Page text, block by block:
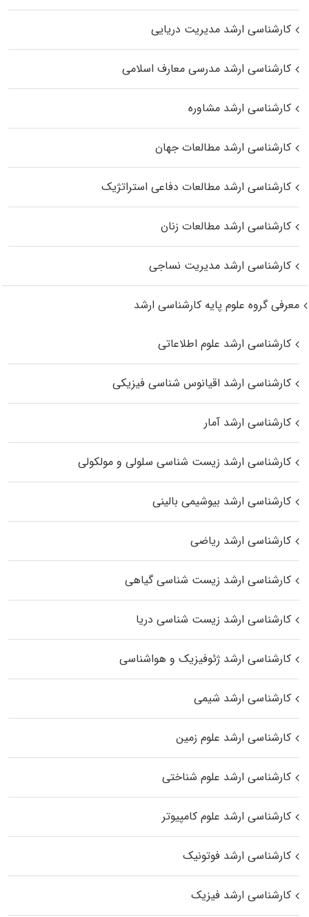
کارشناسی ارشد مدیریت دریایی
کارشناسی ارشد مدرسی معارف اسلامی
کارشناسی ارشد مشاوره
کارشناسی ارشد مطالعات جهان
کارشناسی ارشد مطالعات دفاعی استراتژیک
کارشناسی ارشد مطالعات زنان
کارشناسی ارشد مدیریت نساجی
معرفی گروه علوم پایه کارشناسی ارشد
کارشناسی ارشد علوم اطلاعاتی
کارشناسی ارشد اقیانوس‌ شناسی فیزیکی
کارشناسی ارشد آمار
کارشناسی ارشد زیست شناسی سلولی و مولکولی
کارشناسی ارشد بیوشیمی بالینی
کارشناسی ارشد ریاضی
کارشناسی ارشد زیست‌ شناسی گیاهی
کارشناسی ارشد زیست‌ شناسی دریا
کارشناسی ارشد ژئوفیزیک و هواشناسی
کارشناسی ارشد شیمی
کارشناسی ارشد علوم زمین
کارشناسی ارشد علوم شناختی
کارشناسی ارشد علوم کامپیوتر
کارشناسی ارشد فوتونیک
کارشناسی ارشد فیزیک